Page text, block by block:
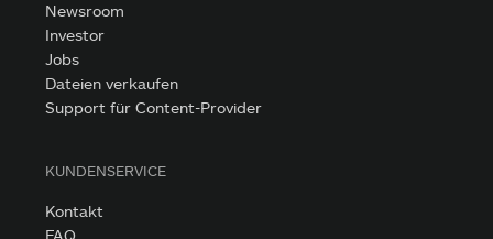
Newsroom
Investor
Jobs
Dateien verkaufen
Support für Content-Provider
KUNDENSERVICE
Kontakt